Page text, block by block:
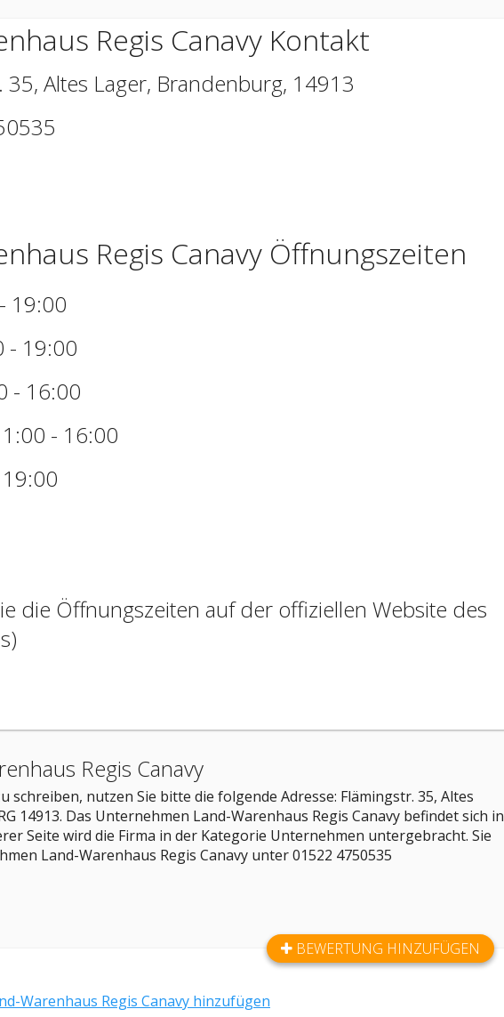
Regis Canavy Kontakt
35, Altes Lager, Brandenburg, 14913
Regis Canavy Öffnungszeiten
19:00
- 19:00
- 16:00
- 16:00
die Öffnungszeiten auf der offiziellen Website des
Regis Canavy
schreiben, nutzen Sie bitte die folgende Adresse: Flämingstr. 35, Altes
14913. Das Unternehmen Land-Warenhaus Regis Canavy befindet sich in
Seite wird die Firma in der Kategorie Unternehmen untergebracht. Sie
Land-Warenhaus Regis Canavy unter 01522 4750535
BEWERTUNG HINZUFÜGEN
Warenhaus Regis Canavy hinzufügen